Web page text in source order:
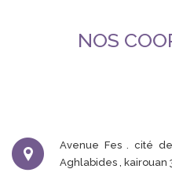
NOS
Avenue Fes . cité
Aghlabides , kairouan